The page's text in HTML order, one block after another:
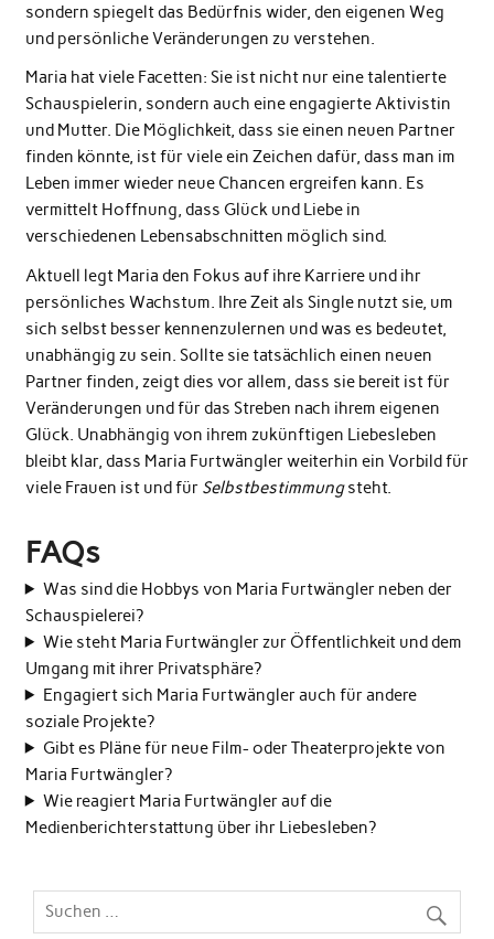
sondern spiegelt das Bedürfnis wider, den eigenen Weg
und persönliche Veränderungen zu verstehen.
Maria hat viele Facetten: Sie ist nicht nur eine talentierte
Schauspielerin, sondern auch eine engagierte Aktivistin
und Mutter. Die Möglichkeit, dass sie einen neuen Partner
finden könnte, ist für viele ein Zeichen dafür, dass man im
Leben immer wieder neue Chancen ergreifen kann. Es
vermittelt Hoffnung, dass Glück und Liebe in
verschiedenen Lebensabschnitten möglich sind.
Aktuell legt Maria den Fokus auf ihre Karriere und ihr
persönliches Wachstum. Ihre Zeit als Single nutzt sie, um
sich selbst besser kennenzulernen und was es bedeutet,
unabhängig zu sein. Sollte sie tatsächlich einen neuen
Partner finden, zeigt dies vor allem, dass sie bereit ist für
Veränderungen und für das Streben nach ihrem eigenen
Glück. Unabhängig von ihrem zukünftigen Liebesleben
bleibt klar, dass Maria Furtwängler weiterhin ein Vorbild für
viele Frauen ist und für Selbstbestimmungsteht.
FAQs
Was sind die Hobbys von Maria Furtwängler neben der
Schauspielerei?
Wie steht Maria Furtwängler zur Öffentlichkeit und dem
Umgang mit ihrer Privatsphäre?
Engagiert sich Maria Furtwängler auch für andere
soziale Projekte?
Gibt es Pläne für neue Film- oder Theaterprojekte von
Maria Furtwängler?
Wie reagiert Maria Furtwängler auf die
Medienberichterstattung über ihr Liebesleben?